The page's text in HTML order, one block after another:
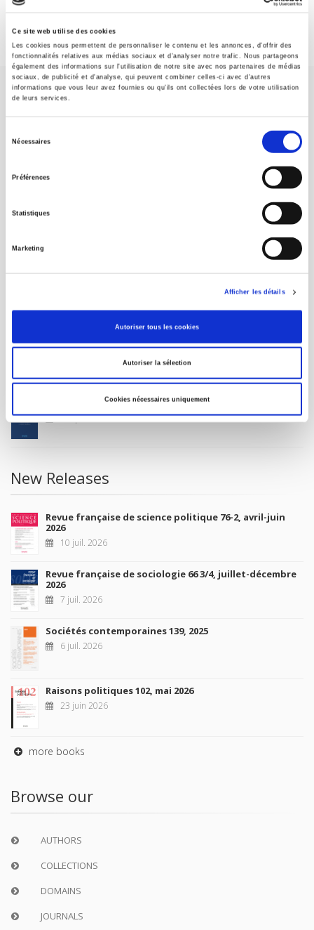
Ce site web utilise des cookies
Les cookies nous permettent de personnaliser le contenu et les annonces, d'offrir des
fonctionnalités relatives aux médias sociaux et d'analyser notre trafic. Nous partageons
également des informations sur l'utilisation de notre site avec nos partenaires de médias
sociaux, de publicité et d'analyse, qui peuvent combiner celles-ci avec d'autres
informations que vous leur avez fournies ou qu'ils ont collectées lors de votre utilisation
de leurs services.
Nécessaires
Préférences
Statistiques
Marketing
Afficher les détails
Autoriser tous les cookies
Autoriser la sélection
Cookies nécessaires uniquement
SCIENCES PO UNIVERSITY PRESS has a threefold role: to publish
original research, to edit reference works for student use, and to
help public and political debate.
FOREIGN RIGHTS
FOR BOOKSHOPS
MY ACCOUNT
Future Releases
La France et l'Union européenne
4 sept. 2026
New Releases
Revue française de science politique 76-2, avril-juin
2026
10 juil. 2026
Revue française de sociologie 66 3/4, juillet-décembre
2026
7 juil. 2026
Sociétés contemporaines 139, 2025
6 juil. 2026
Raisons politiques 102, mai 2026
23 juin 2026
more books
Browse our
AUTHORS
COLLECTIONS
DOMAINS
JOURNALS